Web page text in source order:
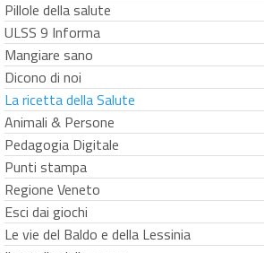
Pillole della salute
ULSS 9 Informa
Mangiare sano
Dicono di noi
La ricetta della Salute
Animali & Persone
Pedagogia Digitale
Punti stampa
Regione Veneto
Esci dai giochi
Le vie del Baldo e della Lessinia